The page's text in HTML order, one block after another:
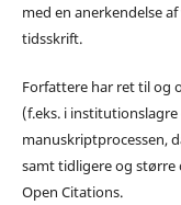
med en anerkendelse
tidsskrift.
Forfattere har ret til og
(f.eks. i
manuskriptprocessen,
samt tidligere og
Open Citations.